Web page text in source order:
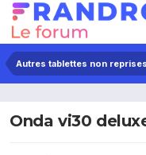
Autres tablettes non
Onda vi30